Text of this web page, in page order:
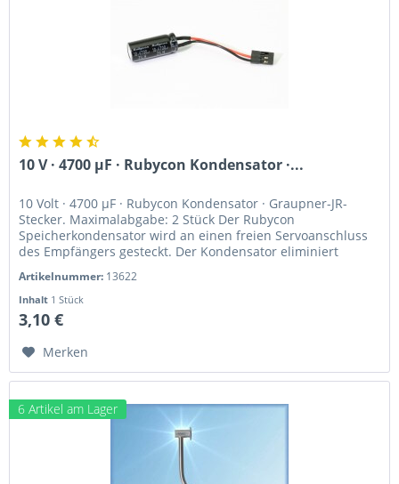
10 V · 4700 µF · Rubycon Kondensator ·...
10 Volt · 4700 µF · Rubycon Kondensator · Graupner-JR-
Stecker. Maximalabgabe: 2 Stück Der Rubycon
Speicherkondensator wird an einen freien Servoanschluss
des Empfängers gesteckt. Der Kondensator eliminiert
Artikelnummer: 13622
Inhalt 1 Stück
3,10 €
Merken
6 Artikel am Lager